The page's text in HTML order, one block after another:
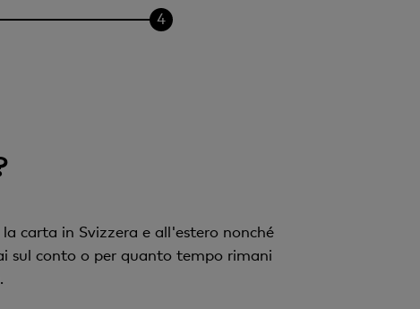
carta in Svizzera e all'estero nonché
sul conto o per quanto tempo rimani